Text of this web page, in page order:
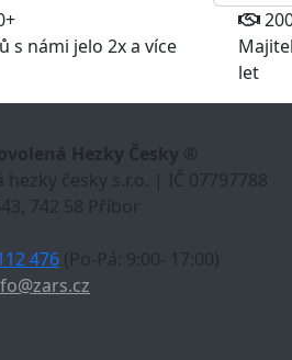
s námi jelo 2x a více
let
Hezky Česky ®
hezky česky s.r.o. | IČ 07797788
742 58 Příbor
476 (Po-Pá: 9:00- 17:00)